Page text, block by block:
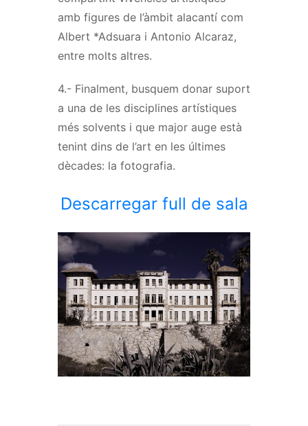
amb figures de l’àmbit alacantí com
Albert *Adsuara i Antonio Alcaraz,
entre molts altres.
4.- Finalment, busquem donar suport
a una de les disciplines artístiques
més solvents i que major auge està
tenint dins de l’art en les últimes
dècades: la fotografia.
Descarregar full de sala